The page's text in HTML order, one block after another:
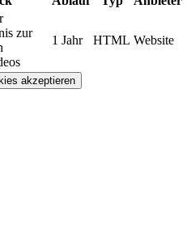
zur
1 Jahr HTML Website
akzeptieren